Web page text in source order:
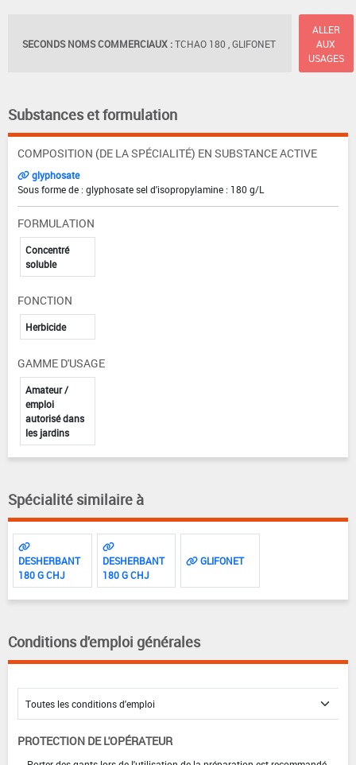
SECONDS NOMS COMMERCIAUX :TCHAO 180 , GLIFONET
ALLER
AUX
USAGES
Substances et formulation
COMPOSITION (DE LA SPÉCIALITÉ) EN SUBSTANCE ACTIVE
glyphosate
Sous forme de : glyphosate sel d'isopropylamine : 180 g/L
FORMULATION
Concentré
soluble
FONCTION
Herbicide
GAMME D'USAGE
Amateur /
emploi
autorisé dans
les jardins
Spécialité similaire à
DESHERBANT
180 G CHJ
DESHERBANT
180 G CHJ
GLIFONET
Conditions d'emploi générales
PROTECTION DE L'OPÉRATEUR